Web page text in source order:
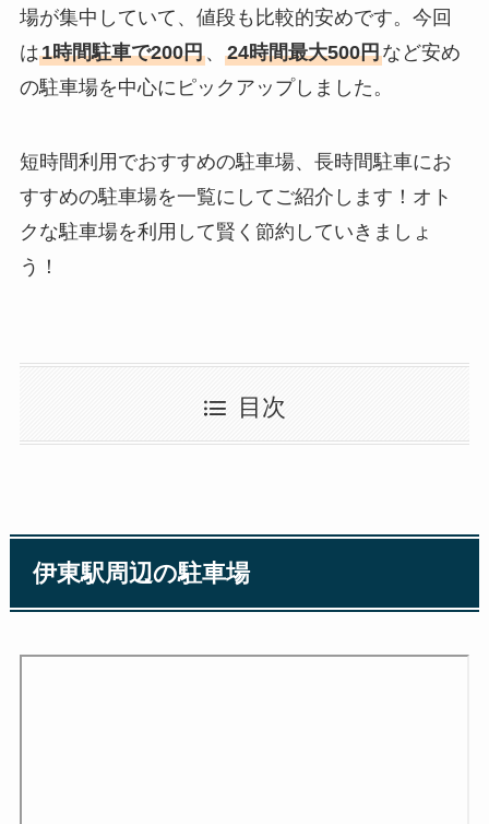
場が集中していて、値段も比較的安めです。今回
は1時間駐車で200円、 24時間最大500円など安め
の駐車場を中心にピックアップしました。
短時間利用でおすすめの駐車場、長時間駐車にお
すすめの駐車場を一覧にしてご紹介します！オト
クな駐車場を利用して賢く節約していきましょ
う！
目次
伊東駅周辺の駐車場